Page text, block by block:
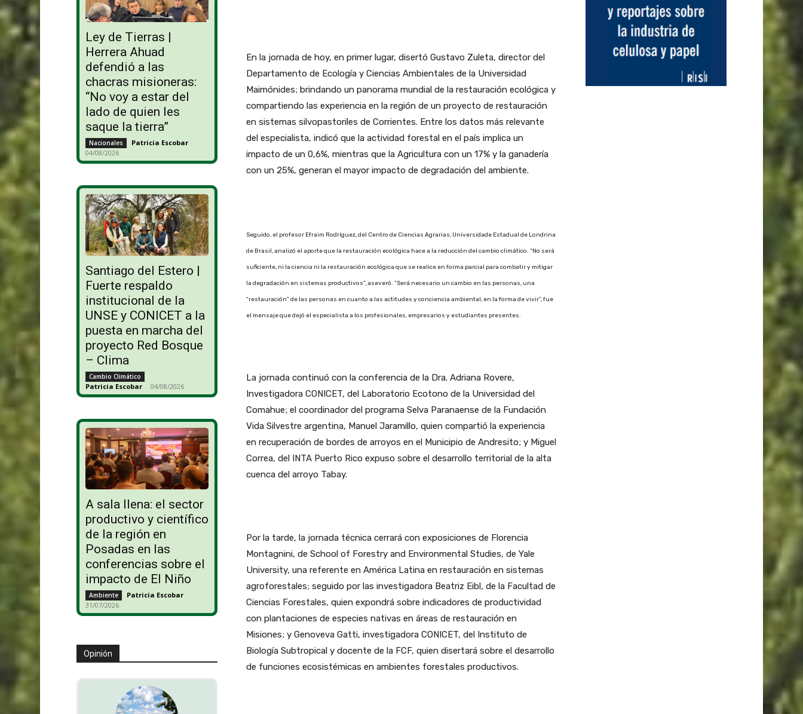
Ley de Tierras |
Herrera Ahuad
defendió a las
chacras misioneras:
“No voy a estar del
lado de quien les
saque la tierra”
Nacionales Patricia Escobar -
04/08/2026
Santiago del Estero |
Fuerte respaldo
institucional de la
UNSE y CONICET a la
puesta en marcha del
proyecto Red Bosque
– Clima
Cambio Climático
Patricia Escobar - 04/08/2026
A sala llena: el sector
productivo y científico
de la región en
Posadas en las
conferencias sobre el
impacto de El Niño
Ambiente Patricia Escobar -
31/07/2026
Opinión
En la jornada de hoy, en primer lugar, disertó Gustavo Zuleta, director del
Departamento de Ecología y Ciencias Ambientales de la Universidad
Maimónides; brindando un panorama mundial de la restauración ecológica y
compartiendo las experiencia en la región de un proyecto de restauración
en sistemas silvopastoriles de Corrientes. Entre los datos más relevante
del especialista, indicó que la actividad forestal en el país implica un
impacto de un 0,6%, mientras que la Agricultura con un 17% y la ganadería
con un 25%, generan el mayor impacto de degradación del ambiente.
Seguido, el profesor Efraim Rodríguez, del Centro de Ciencias Agrarias, Universidade Estadual de Londrina
de Brasil, analizó el aporte que la restauración ecológica hace a la reducción del cambio climático. “No será
suficiente, ni la ciencia ni la restauración ecológica que se realice en forma parcial para combatir y mitigar
la degradación en sistemas productivos”, aseveró. “Será necesario un cambio en las personas, una
“restauración” de las personas en cuanto a las actitudes y conciencia ambiental, en la forma de vivir”, fue
el mensaje que dejó el especialista a los profesionales, empresarios y estudiantes presentes.
La jornada continuó con la conferencia de la Dra. Adriana Rovere,
Investigadora CONICET, del Laboratorio Ecotono de la Universidad del
Comahue; el coordinador del programa Selva Paranaense de la Fundación
Vida Silvestre argentina, Manuel Jaramillo, quien compartió la experiencia
en recuperación de bordes de arroyos en el Municipio de Andresito; y Miguel
Correa, del INTA Puerto Rico expuso sobre el desarrollo territorial de la alta
cuenca del arroyo Tabay.
Por la tarde, la jornada técnica cerrará con exposiciones de Florencia
Montagnini, de School of Forestry and Environmental Studies, de Yale
University, una referente en América Latina en restauración en sistemas
agroforestales; seguido por las investigadora Beatriz Eibl, de la Facultad de
Ciencias Forestales, quien expondrá sobre indicadores de productividad
con plantaciones de especies nativas en áreas de restauración en
Misiones; y Genoveva Gatti, investigadora CONICET, del Instituto de
Biología Subtropical y docente de la FCF, quien disertará sobre el desarrollo
de funciones ecosistémicas en ambientes forestales productivos.